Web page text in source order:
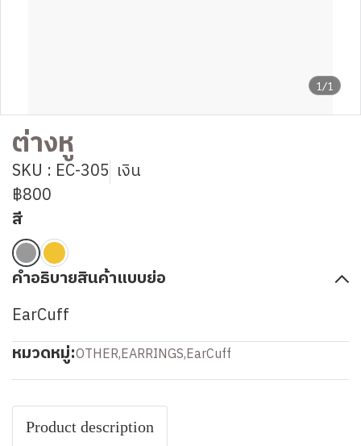
1/1
ต่างหู
SKU : EC-305 เงิน
฿800
สี
คำอธิบายสินค้าแบบย่อ
EarCuff
หมวดหมู่:OTHER,EARRINGS,EarCuff
Product description